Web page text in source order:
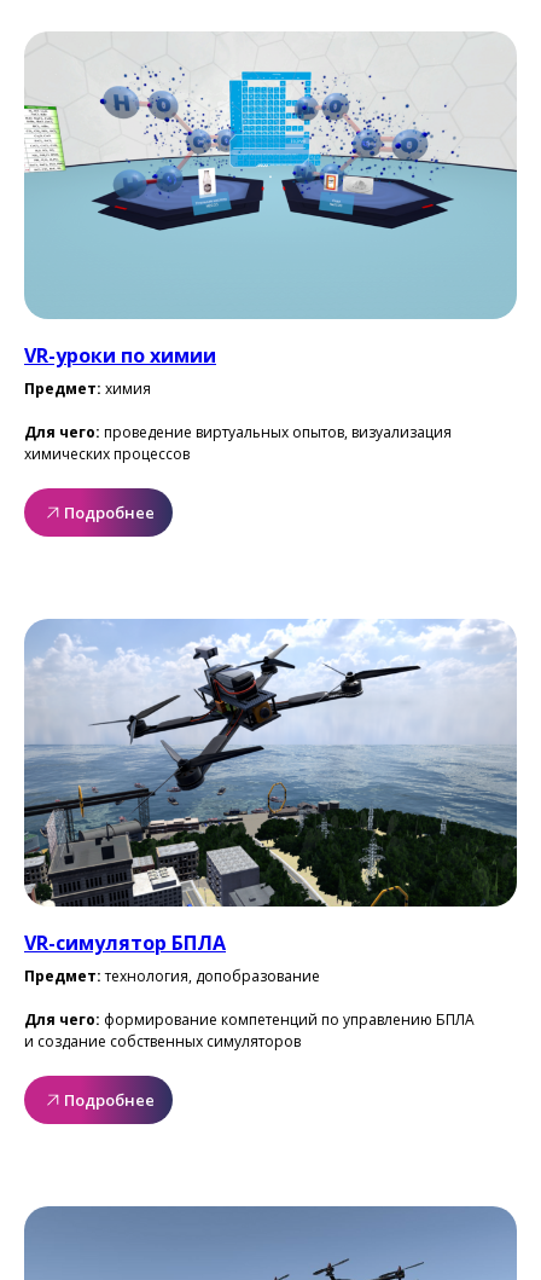
VR-уроки по химии
Предмет: химия
Для чего: проведение виртуальных опытов, визуализация
химических процессов
Подробнее
VR-симулятор БПЛА
Предмет:технология, допобразование
Для чего: формирование компетенций по управлению БПЛА
и создание собственных симуляторов
Подробнее